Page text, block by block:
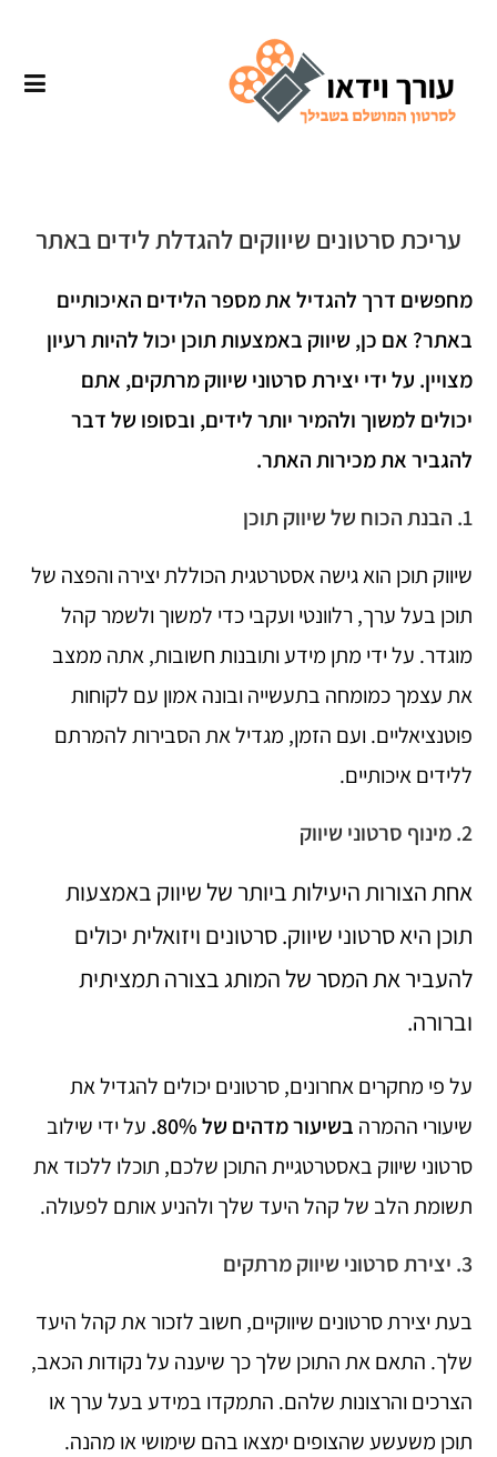
עריכת סרטונים שיווקים להגדלת לידים באתר
מחפשים דרך להגדיל את מספר הלידים האיכותיים
באתר? אם כן, שיווק באמצעות תוכן יכול להיות רעיון
מצויין. על ידי יצירת סרטוני שיווק מרתקים, אתם
יכולים למשוך ולהמיר יותר לידים, ובסופו של דבר
להגביר את מכירות האתר.
1. הבנת הכוח של שיווק תוכן
שיווק תוכן הוא גישה אסטרטגית הכוללת יצירה והפצה של
תוכן בעל ערך, רלוונטי ועקבי כדי למשוך ולשמר קהל
מוגדר. על ידי מתן מידע ותובנות חשובות, אתה ממצב
את עצמך כמומחה בתעשייה ובונה אמון עם לקוחות
פוטנציאליים. ועם הזמן, מגדיל את הסבירות להמרתם
ללידים איכותיים.
2. מינוף סרטוני שיווק
אחת הצורות היעילות ביותר של שיווק באמצעות
תוכן היא סרטוני שיווק. סרטונים ויזואלית יכולים
להעביר את המסר של המותג בצורה תמציתית
וברורה.
על פי מחקרים אחרונים, סרטונים יכולים להגדיל את
שיעורי ההמרה בשיעור מדהים של 80%.
על ידי שילוב
סרטוני שיווק באסטרטגיית התוכן שלכם, תוכלו ללכוד את
תשומת הלב של קהל היעד שלך ולהניע אותם לפעולה.
3. יצירת סרטוני שיווק מרתקים
בעת יצירת סרטונים שיווקיים, חשוב לזכור את קהל היעד
שלך. התאם את התוכן שלך כך שיענה על נקודות הכאב,
הצרכים והרצונות שלהם. התמקדו במידע בעל ערך או
תוכן משעשע שהצופים ימצאו בהם שימושי או מהנה.